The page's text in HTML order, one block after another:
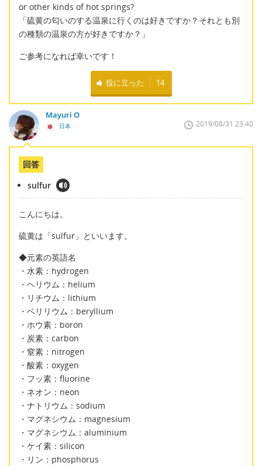
or other kinds of hot springs?
「硫黄の匂いのする温泉に行くのは好きですか？それとも別
の種類の温泉の方が好きですか？」
ご参考になれば幸いです！
役に立った 14
Mayuri O
日本 2019/08/31 23:40
回答
sulfur
こんにちは。
硫黄は「sulfur」といいます。
◆元素の英語名
・水素：hydrogen
・ヘリウム：helium
・リチウム：lithium
・ベリリウム：beryllium
・ホウ素：boron
・炭素：carbon
・窒素：nitrogen
・酸素：oxygen
・フッ素：fluorine
・ネオン：neon
・ナトリウム：sodium
・マグネシウム：magnesium
・マグネシウム：aluminium
・ケイ素：silicon
・リン：phosphorus